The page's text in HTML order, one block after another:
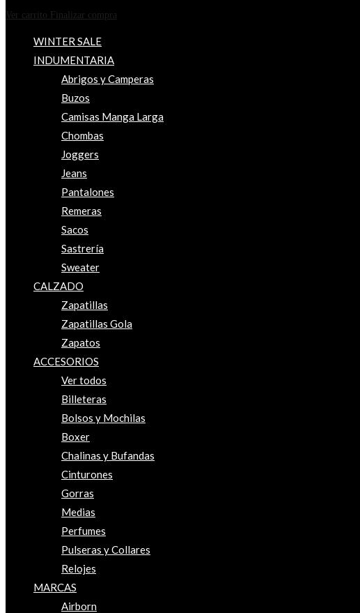
Ver carrito
Finalizar compra
WINTER SALE
INDUMENTARIA
Abrigos y Camperas
Buzos
Camisas Manga Larga
Chombas
Joggers
Jeans
Pantalones
Remeras
Sacos
Sastrería
Sweater
CALZADO
Zapatillas
Zapatillas Gola
Zapatos
ACCESORIOS
Ver todos
Billeteras
Bolsos y Mochilas
Boxer
Chalinas y Bufandas
Cinturones
Gorras
Medias
Perfumes
Pulseras y Collares
Relojes
MARCAS
Airborn